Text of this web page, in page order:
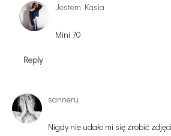
Jestem Kasia
Mini 70
Reply
sanneru
Nigdy nie udało mi się zrobić